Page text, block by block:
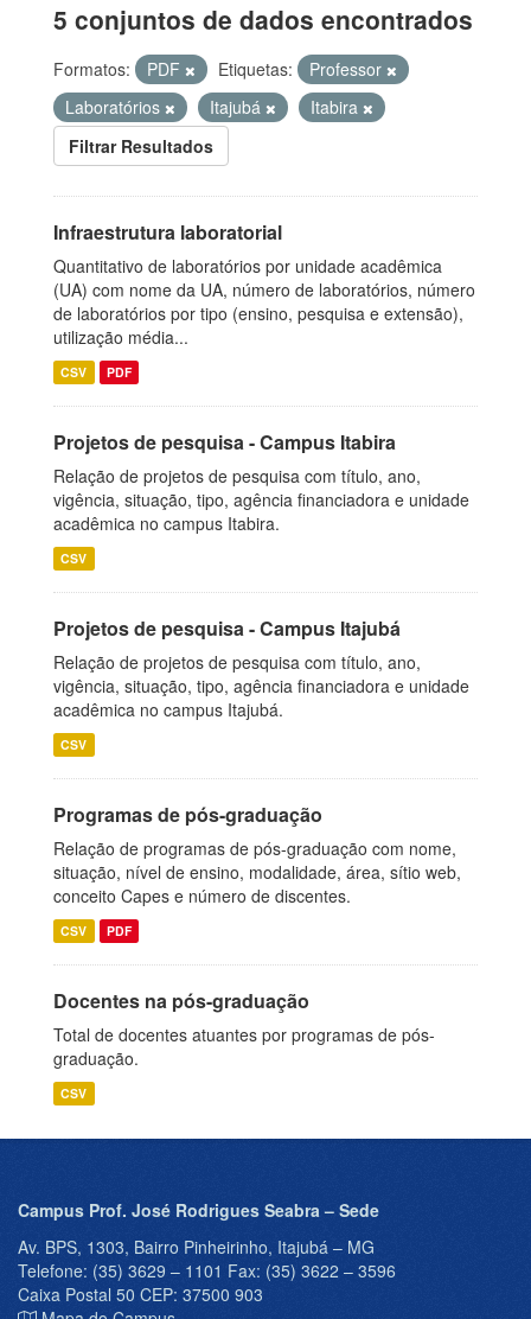
5 conjuntos de dados encontrados
Formatos: PDF Etiquetas:
Professor
Laboratórios
Itajubá
Itabira
Filtrar Resultados
Infraestrutura laboratorial
Quantitativo de laboratórios por unidade acadêmica
(UA) com nome da UA, número de laboratórios, número
de laboratórios por tipo (ensino, pesquisa e extensão),
utilização média...
CSV PDF
Projetos de pesquisa - Campus Itabira
Relação de projetos de pesquisa com título, ano,
vigência, situação, tipo, agência financiadora e unidade
acadêmica no campus Itabira.
CSV
Projetos de pesquisa - Campus Itajubá
Relação de projetos de pesquisa com título, ano,
vigência, situação, tipo, agência financiadora e unidade
acadêmica no campus Itajubá.
CSV
Programas de pós-graduação
Relação de programas de pós-graduação com nome,
situação, nível de ensino, modalidade, área, sítio web,
conceito Capes e número de discentes.
CSV PDF
Docentes na pós-graduação
Total de docentes atuantes por programas de pós-
graduação.
CSV
Campus Prof. José Rodrigues Seabra – Sede
Av. BPS, 1303, Bairro Pinheirinho, Itajubá – MG
Telefone: (35) 3629 – 1101 Fax: (35) 3622 – 3596
Caixa Postal 50 CEP: 37500 903